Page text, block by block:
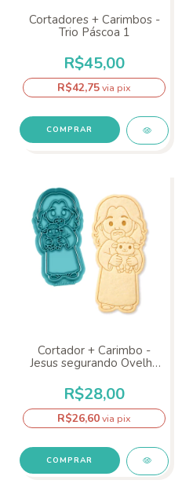
Cortadores + Carimbos -
Trio Páscoa 1
R$45,00
R$42,75via pix
Cortador + Carimbo -
Jesus segurando Ovelha
R$28,00
R$26,60via pix
COMPRAR